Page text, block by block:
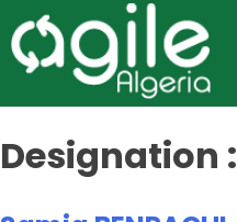
Designation :